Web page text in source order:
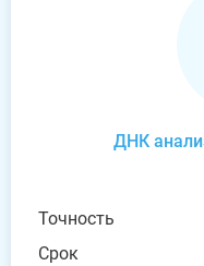
ДНК
Точность
Срок